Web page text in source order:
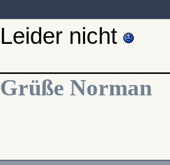
Leider nicht
Grüße Norman